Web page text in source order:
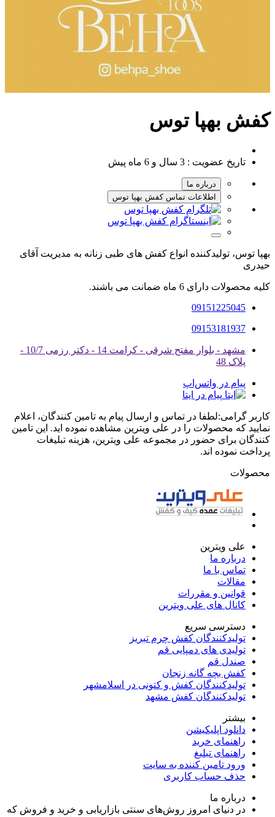
کفش بهپا توس
تاریخ عضویت : 3 سال و 6 ماه پیش
درباره ما
اطلاعات تماس کفش بهپا توس
بهپا توس، تولیدکننده انواع کفش های طبی زنانه به مدیریت آقای
حیدری
کلیه محصولات دارای 6 ماه ضمانت می باشند.
09151225045
09153181937
مشهد - بلوار مفتح شرقی - کرامت 14 - دکتر رزمی 10/7 -
پلاک 48
پیام در واتس‌اپ
پیام در ایتا
کاربر گرامی:لطفا در تماس و ارسال پیام به تامین کنندگان، اعلام
نمایید که محصولات را در علی ویترین مشاهده نموده اید. این تامین
کنندگان برای حضور در مجموعه علی ویترین، هزینه تبلیغات
پرداخت نموده اند.
محصولات
علی ویترین
درباره ما
تماس با ما
مقالات
قوانین و مقررات
کانال های علی ویترین
دسترسی سریع
تولیدکنندگان کفش چرم تبریز
تولیدی های دمپایی قم
صندل قم
کفش بچه گانه زنجان
تولیدکنندگان کفش و کتونی در اسلامشهر
تولیدکنندگان کفش مشهد
بیشتر
دانلود اپلیکیشن
راهنمای خرید
راهنمای تبلیغ
ورود تامین کننده به سایت
حذف حساب کاربری
درباره ما
در دنیای امروز روش‌های سنتی بازاریابی و خرید و فروش که